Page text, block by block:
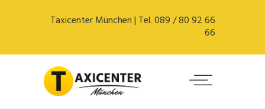
Taxicenter München | Tel. 089 / 80 92 66
66